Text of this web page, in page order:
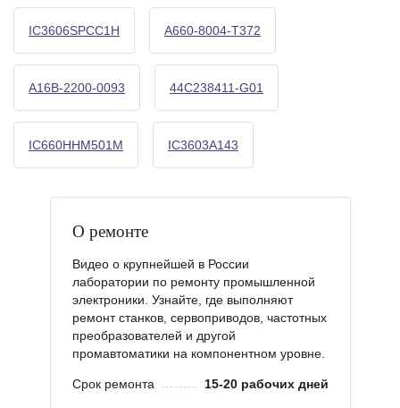
IC3606SPCC1H A660-8004-T372
A16B-2200-0093 44C238411-G01
IC660HHM501M IC3603A143
О ремонте
Видео о крупнейшей в России
лаборатории по ремонту промышленной
электроники. Узнайте, где выполняют
ремонт станков, сервоприводов, частотных
преобразователей и другой
промавтоматики на компонентном уровне.
Срок ремонта 15-20 рабочих дней